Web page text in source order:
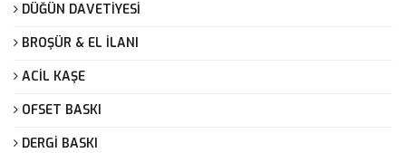
DÜĞÜN DAVETİYESİ
BROŞÜR & EL İLANI
ACİL KAŞE
OFSET BASKI
DERGİ BASKI